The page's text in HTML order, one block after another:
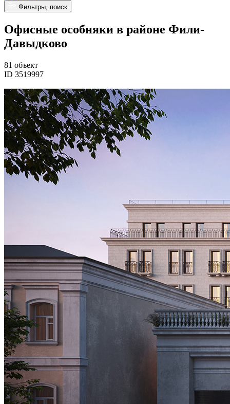
Фильтры, поиск
Офисные особняки в районе Фили-
Давыдково
81 объект
ID 3519997